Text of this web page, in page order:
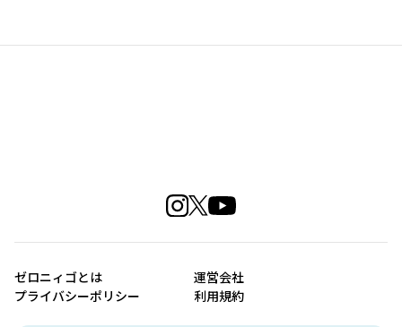
ゼロニィゴとは
運営会社
プライバシーポリシー
利用規約